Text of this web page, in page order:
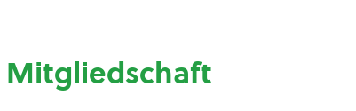
Mitgliedschaft